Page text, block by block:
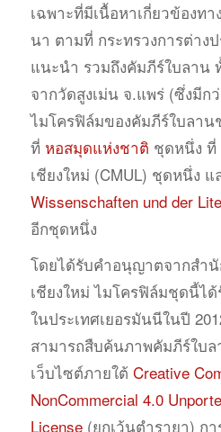
เฉพาะที่มีเนื้อหาเกี่ยวข้องท
นา ตามที่ กระทรวงการต่าง
แนะนำ รวมถึงคัมภีร์ใบลาน
จากวัดสูงเม่น จ.แพร่ (ซึ่งมีก
ไมโครฟิล์มของคัมภีร์ใบลาน
ที่ หอสมุดแห่งชาติ ชุดหนึ่ง ที่
เชียงใหม่ (CMUL) ชุดหนึ่ง แ
Wissenschaften und der
อีกชุดหนึ่ง
โดยได้รับคำอนุญาตจากสำ
เชียงใหม่ ไมโครฟิล์มชุดนี้ไ
ในประเทศเยอรมันนีในปี
สามารถสืบค้นภาพคัมภีร์ใบ
เว็บไซต์ภายใต้ Creative
NonCommercial 4.0
License(ยกเว้นตำรายา) ก